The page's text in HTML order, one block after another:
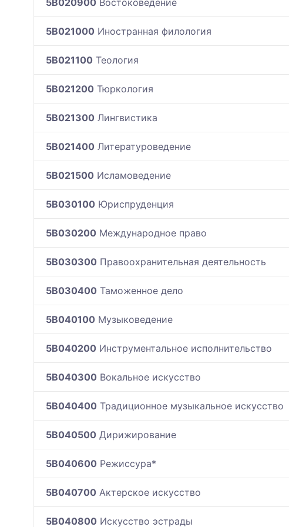
5B021000 Иностранная филология
5B021100 Теология
5B021200 Тюркология
5B021300 Лингвистика
5B021400 Литературоведение
5B021500 Исламоведение
5B030100 Юриспруденция
5B030200 Международное право
5B030300 Правоохранительная деятельность
5B030400 Таможенное дело
5B040100 Музыковедение
5B040200 Инструментальное исполнительство
5B040300 Вокальное искусство
5B040400 Традиционное музыкальное искусство
5B040500 Дирижирование
5B040600 Режиссура*
5B040700 Актерское искусство
5B040800 Искусство эстрады